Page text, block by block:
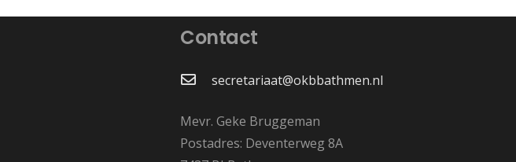
Contact
secretariaat@okbbathmen.nl
Mevr. Geke Bruggeman
Postadres: Deventerweg 8A